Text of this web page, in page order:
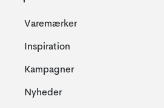
Varemærker
Inspiration
Kampagner
Nyheder